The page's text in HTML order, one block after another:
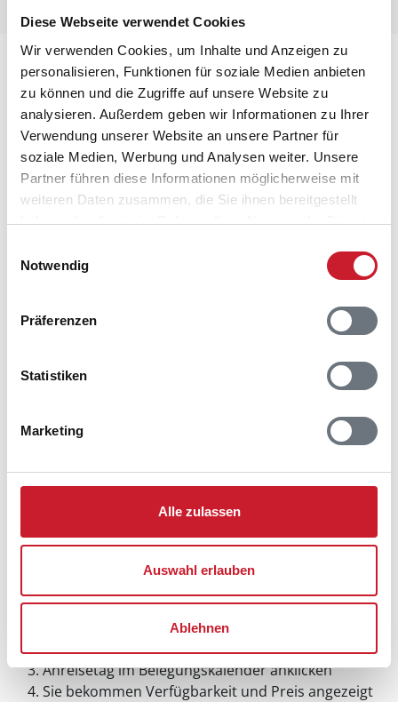
Diese Webseite verwendet Cookies
Wir verwenden Cookies, um Inhalte und Anzeigen zu
personalisieren, Funktionen für soziale Medien anbieten
zu können und die Zugriffe auf unsere Website zu
analysieren. Außerdem geben wir Informationen zu Ihrer
Verwendung unserer Website an unsere Partner für
soziale Medien, Werbung und Analysen weiter. Unsere
Partner führen diese Informationen möglicherweise mit
weiteren Daten zusammen, die Sie ihnen bereitgestellt
haben oder die sie im Rahmen Ihrer Nutzung der Dienste
Notwendig
Präferenzen
Statistiken
Marketing
Alle zulassen
Auswahl erlauben
Ablehnen
Lageplan
Adresse
Ferienhaus 8528
Klitten 28
Grenaa Strand
8500 Grenaa
Belegungskalender
Reisedauer auswählen
Anzahl Reisende auswählen
Anreisetag im Belegungskalender anklicken
Sie bekommen Verfügbarkeit und Preis angezeigt